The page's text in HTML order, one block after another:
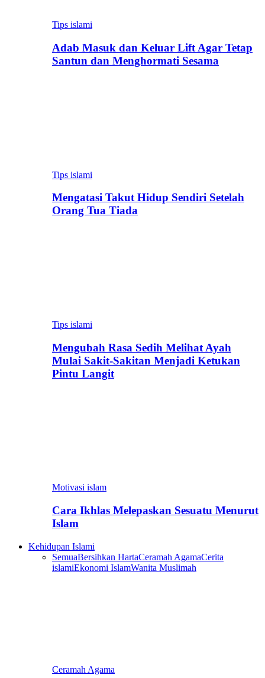
Tips islami
Adab Masuk dan Keluar Lift Agar Tetap
Santun dan Menghormati Sesama
Tips islami
Mengatasi Takut Hidup Sendiri Setelah
Orang Tua Tiada
Tips islami
Mengubah Rasa Sedih Melihat Ayah
Mulai Sakit-Sakitan Menjadi Ketukan
Pintu Langit
Motivasi islam
Cara Ikhlas Melepaskan Sesuatu Menurut
Islam
Kehidupan Islami
SemuaBersihkan HartaCeramah AgamaCerita
islamiEkonomi IslamWanita Muslimah
Ceramah Agama